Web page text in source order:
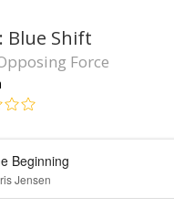
Blue Shift
Force
Beginning
Jensen